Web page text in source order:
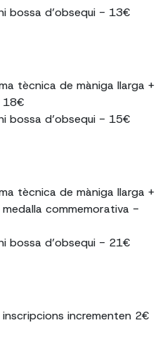
bossa d’obsequi - 13€
tècnica de màniga llarga +
18€
bossa d’obsequi - 15€
tècnica de màniga llarga +
medalla commemorativa -
bossa d’obsequi - 21€
incrementen 2€